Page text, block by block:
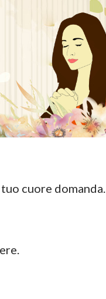
cuore domanda.